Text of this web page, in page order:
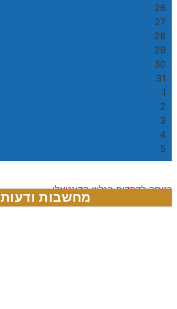
26
27
28
29
30
31
1
2
3
4
5
כניסה לדפדוף בגליון הדיגטאלי
מחשבות ודעות